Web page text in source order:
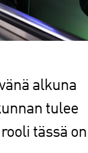
alkuna
tulee
tässä on